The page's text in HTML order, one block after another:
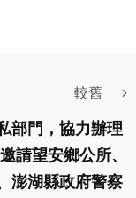
較舊
部門，協力辦理
請望安鄉公所、
澎湖縣政府警察